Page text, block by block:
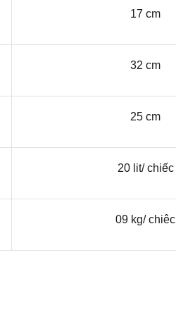
17 cm
32 cm
25 cm
20 lit/ chiếc
09 kg/ chiêc